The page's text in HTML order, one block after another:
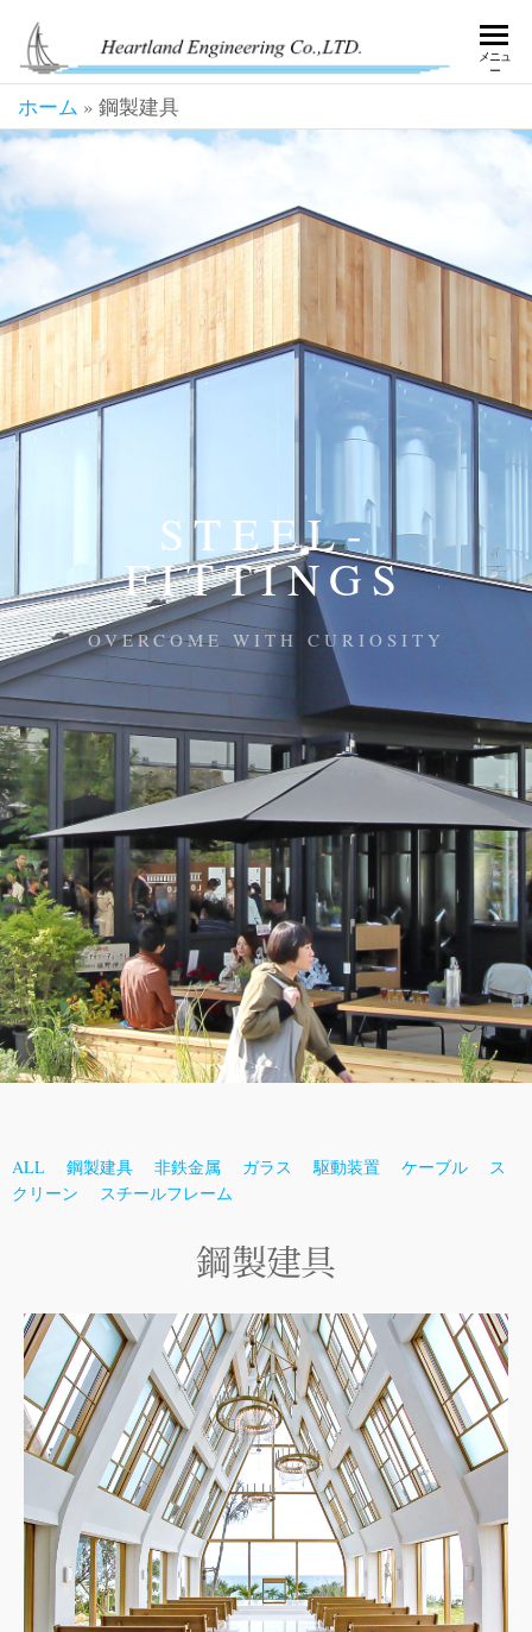
好奇
心
で、
てい
メニュ
ー
ホーム » 鋼製建具
STEEL-
FITTINGS
OVERCOME WITH CURIOSITY
ALL 鋼製建具 非鉄金属 ガラス 駆動装置 ケーブル
ス
クリーン
スチールフレーム
鋼製建具